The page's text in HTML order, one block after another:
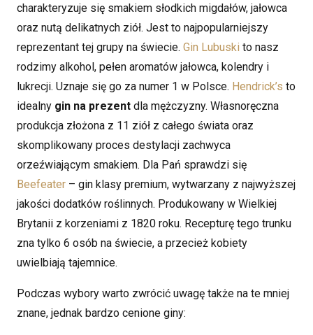
charakteryzuje się smakiem słodkich migdałów, jałowca
oraz nutą delikatnych ziół. Jest to najpopularniejszy
reprezentant tej grupy na świecie. Gin Lubuski to nasz
rodzimy alkohol, pełen aromatów jałowca, kolendry i
lukrecji. Uznaje się go za numer 1 w Polsce. Hendrick’s to
idealny gin na prezent dla mężczyzny. Własnoręczna
produkcja złożona z 11 ziół z całego świata oraz
skomplikowany proces destylacji zachwyca
orzeźwiającym smakiem. Dla Pań sprawdzi się
Beefeater – gin klasy premium, wytwarzany z najwyższej
jakości dodatków roślinnych. Produkowany w Wielkiej
Brytanii z korzeniami z 1820 roku. Recepturę tego trunku
zna tylko 6 osób na świecie, a przecież kobiety
uwielbiają tajemnice.
Podczas wybory warto zwrócić uwagę także na te mniej
znane, jednak bardzo cenione giny: